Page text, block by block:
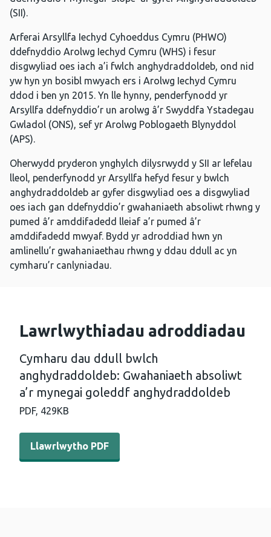
(SII).
Arferai Arsyllfa Iechyd Cyhoeddus Cymru (PHWO)
ddefnyddio Arolwg Iechyd Cymru (WHS) i fesur
disgwyliad oes iach a’i fwlch anghydraddoldeb, ond nid
yw hyn yn bosibl mwyach ers i Arolwg Iechyd Cymru
ddod i ben yn 2015. Yn lle hynny, penderfynodd yr
Arsyllfa ddefnyddio’r un arolwg â’r Swyddfa Ystadegau
Gwladol (ONS), sef yr Arolwg Poblogaeth Blynyddol
(APS).
Oherwydd pryderon ynghylch dilysrwydd y SII ar lefelau
lleol, penderfynodd yr Arsyllfa hefyd fesur y bwlch
anghydraddoldeb ar gyfer disgwyliad oes a disgwyliad
oes iach gan ddefnyddio’r gwahaniaeth absoliwt rhwng y
pumed â’r amddifadedd lleiaf a’r pumed â’r
amddifadedd mwyaf. Bydd yr adroddiad hwn yn
amlinellu’r gwahaniaethau rhwng y ddau ddull ac yn
cymharu’r canlyniadau.
Lawrlwythiadau adroddiadau
Cymharu dau ddull bwlch
anghydraddoldeb: Gwahaniaeth absoliwt
a’r mynegai goleddf anghydraddoldeb
PDF, 429KB
Llawrlwytho PDF - Cymharu dau ddull bwlch
Llawrlwytho PDF